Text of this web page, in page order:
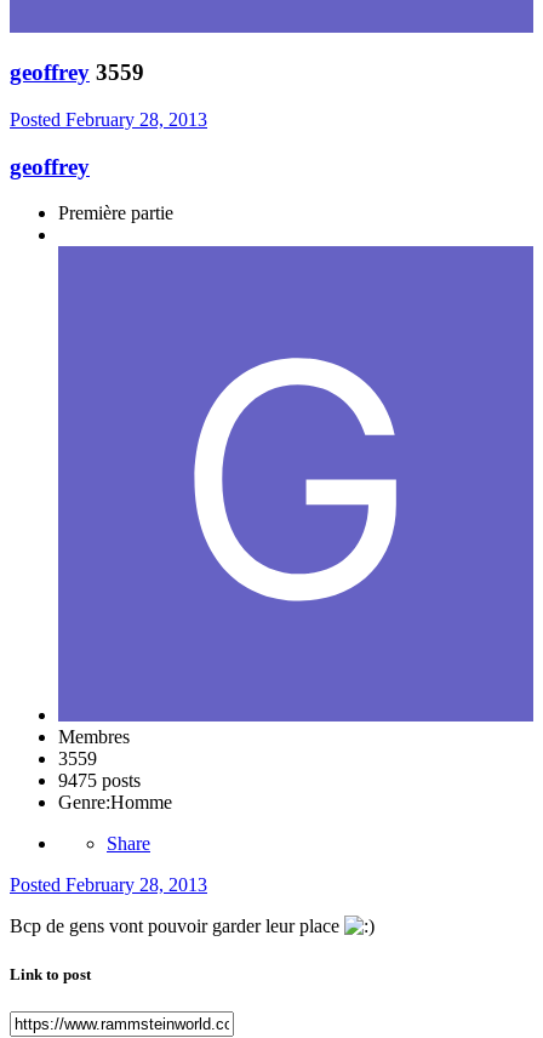
geoffrey 3559
Posted February 28, 2013
geoffrey
Première partie
Membres
3559
9475 posts
Genre:Homme
Share
Posted February 28, 2013
Bcp de gens vont pouvoir garder leur place
Link to post